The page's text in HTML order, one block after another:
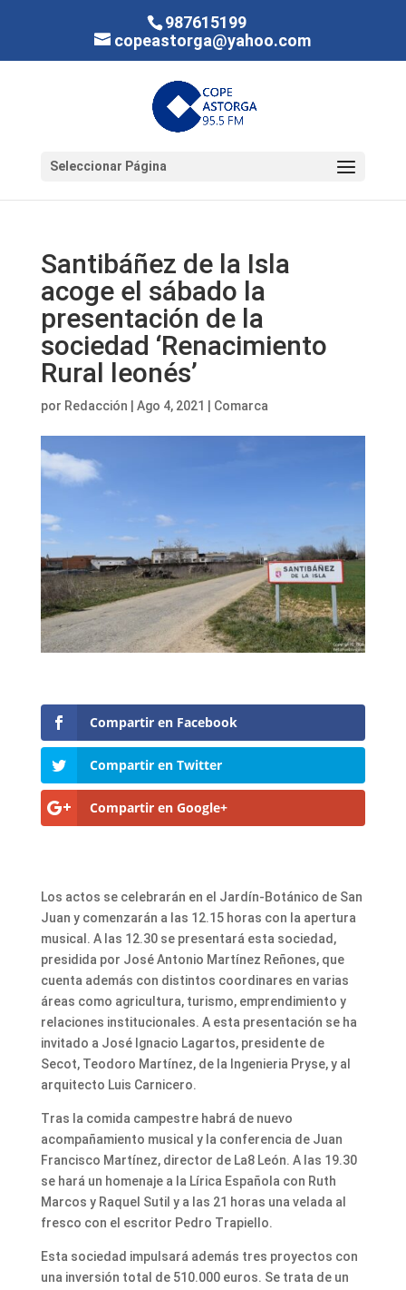
987615199
copeastorga@yahoo.com
Seleccionar Página
Santibáñez de la Isla
acoge el sábado la
presentación de la
sociedad ‘Renacimiento
Rural leonés’
por Redacción Ago 4, 2021 Comarca
Compartir en Facebook
Compartir en Twitter
Compartir en Google+
Los actos se celebrarán en el Jardín-Botánico de San
Juan y comenzarán a las 12.15 horas con la apertura
musical. A las 12.30 se presentará esta sociedad,
presidida por José Antonio Martínez Reñones, que
cuenta además con distintos coordinares en varias
áreas como agricultura, turismo, emprendimiento y
relaciones institucionales. A esta presentación se ha
invitado a José Ignacio Lagartos, presidente de
Secot, Teodoro Martínez, de la Ingenieria Pryse, y al
arquitecto Luis Carnicero.
Tras la comida campestre habrá de nuevo
acompañamiento musical y la conferencia de Juan
Francisco Martínez, director de La8 León. A las 19.30
se hará un homenaje a la Lírica Española con Ruth
Marcos y Raquel Sutil y a las 21 horas una velada al
fresco con el escritor Pedro Trapiello.
Esta sociedad impulsará además tres proyectos con
una inversión total de 510.000 euros. Se trata de un